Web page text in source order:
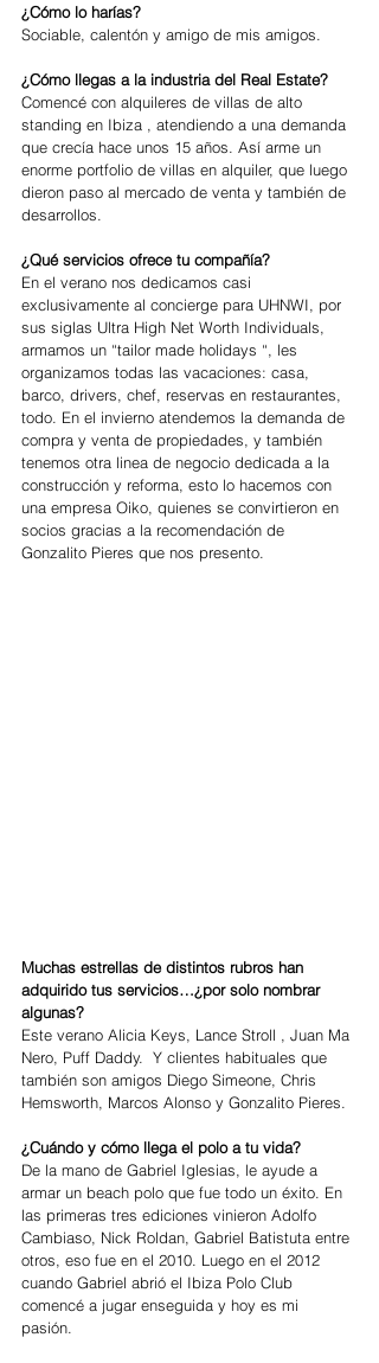
¿Cómo lo harías?
Sociable, calentón y amigo de mis amigos.
¿Cómo llegas a la industria del Real Estate?
Comencé con alquileres de villas de alto
standing en Ibiza , atendiendo a una demanda
que crecía hace unos 15 años. Así arme un
enorme portfolio de villas en alquiler, que luego
dieron paso al mercado de venta y también de
desarrollos.
¿Qué servicios ofrece tu compañía?
En el verano nos dedicamos casi
exclusivamente al concierge para UHNWI, por
sus siglas Ultra High Net Worth Individuals,
armamos un “tailor made holidays “, les
organizamos todas las vacaciones: casa,
barco, drivers, chef, reservas en restaurantes,
todo. En el invierno atendemos la demanda de
compra y venta de propiedades, y también
tenemos otra linea de negocio dedicada a la
construcción y reforma, esto lo hacemos con
una empresa Oiko, quienes se convirtieron en
socios gracias a la recomendación de
Gonzalito Pieres que nos presento.
Muchas estrellas de distintos rubros han
adquirido tus servicios…¿por solo nombrar
algunas?
Este verano Alicia Keys, Lance Stroll , Juan Ma
Nero, Puff Daddy.  Y clientes habituales que
también son amigos Diego Simeone, Chris
Hemsworth, Marcos Alonso y Gonzalito Pieres.
¿Cuándo y cómo llega el polo a tu vida?
De la mano de Gabriel Iglesias, le ayude a
armar un beach polo que fue todo un éxito. En
las primeras tres ediciones vinieron Adolfo
Cambiaso, Nick Roldan, Gabriel Batistuta entre
otros, eso fue en el 2010. Luego en el 2012
cuando Gabriel abrió el Ibiza Polo Club
comencé a jugar enseguida y hoy es mi
pasión.